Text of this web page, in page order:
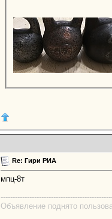
Re: Гири РИА
мпц-8т
Объявление поднято